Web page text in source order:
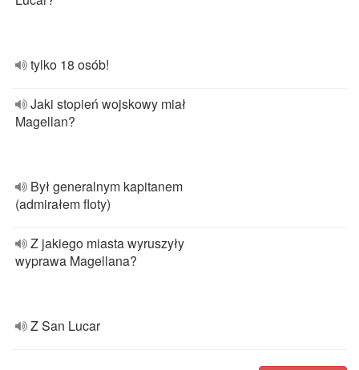
tylko 18 osób!
Jaki stopień wojskowy miał
Magellan?
Był generalnym kapitanem
(admirałem floty)
Z jakiego miasta wyruszyły
wyprawa Magellana?
Z San Lucar